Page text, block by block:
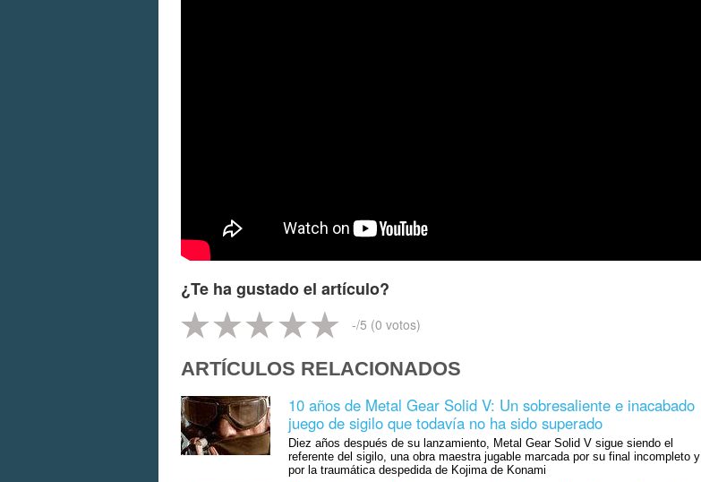
¿Te ha gustado el artículo?
-/5 (0 votos)
ARTÍCULOS RELACIONADOS
10 años de Metal Gear Solid V: Un sobresaliente e inacabado
juego de sigilo que todavía no ha sido superado
Diez años después de su lanzamiento, Metal Gear Solid V sigue siendo el
referente del sigilo, una obra maestra jugable marcada por su final incompleto y
por la traumática despedida de Kojima de Konami